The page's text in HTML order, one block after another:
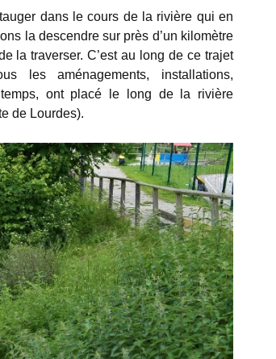
dans le cours de la rivière qui en
la descendre sur près d’un kilomètre
la traverser. C’est au long de ce trajet
les aménagements, installations,
ont placé le long de la rivière
de Lourdes).